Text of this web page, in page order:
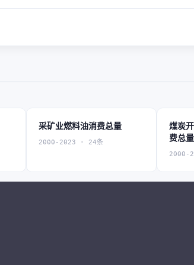
采矿业燃料油消费总量
2000-2023 · 24条
煤炭
费总量
2000-